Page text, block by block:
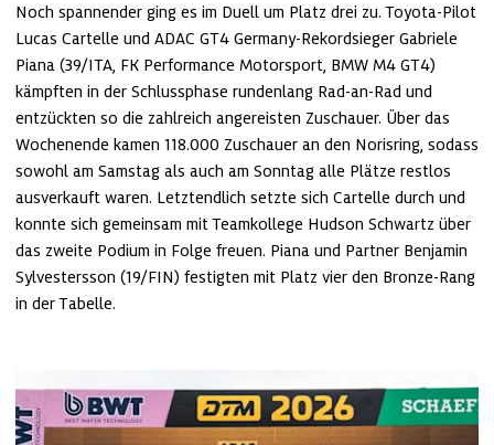
Noch spannender ging es im Duell um Platz drei zu. Toyota-Pilot
Lucas Cartelle und ADAC GT4 Germany-Rekordsieger Gabriele
Piana (39/ITA, FK Performance Motorsport, BMW M4 GT4)
kämpften in der Schlussphase rundenlang Rad-an-Rad und
entzückten so die zahlreich angereisten Zuschauer. Über das
Wochenende kamen 118.000 Zuschauer an den Norisring, sodass
sowohl am Samstag als auch am Sonntag alle Plätze restlos
ausverkauft waren. Letztendlich setzte sich Cartelle durch und
konnte sich gemeinsam mit Teamkollege Hudson Schwartz über
das zweite Podium in Folge freuen. Piana und Partner Benjamin
Sylvestersson (19/FIN) festigten mit Platz vier den Bronze-Rang
in der Tabelle.